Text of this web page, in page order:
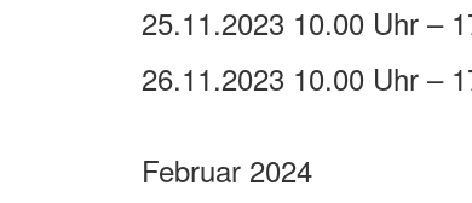
25.11.2023 10.00 Uhr –
26.11.2023 10.00 Uhr –
Februar 2024